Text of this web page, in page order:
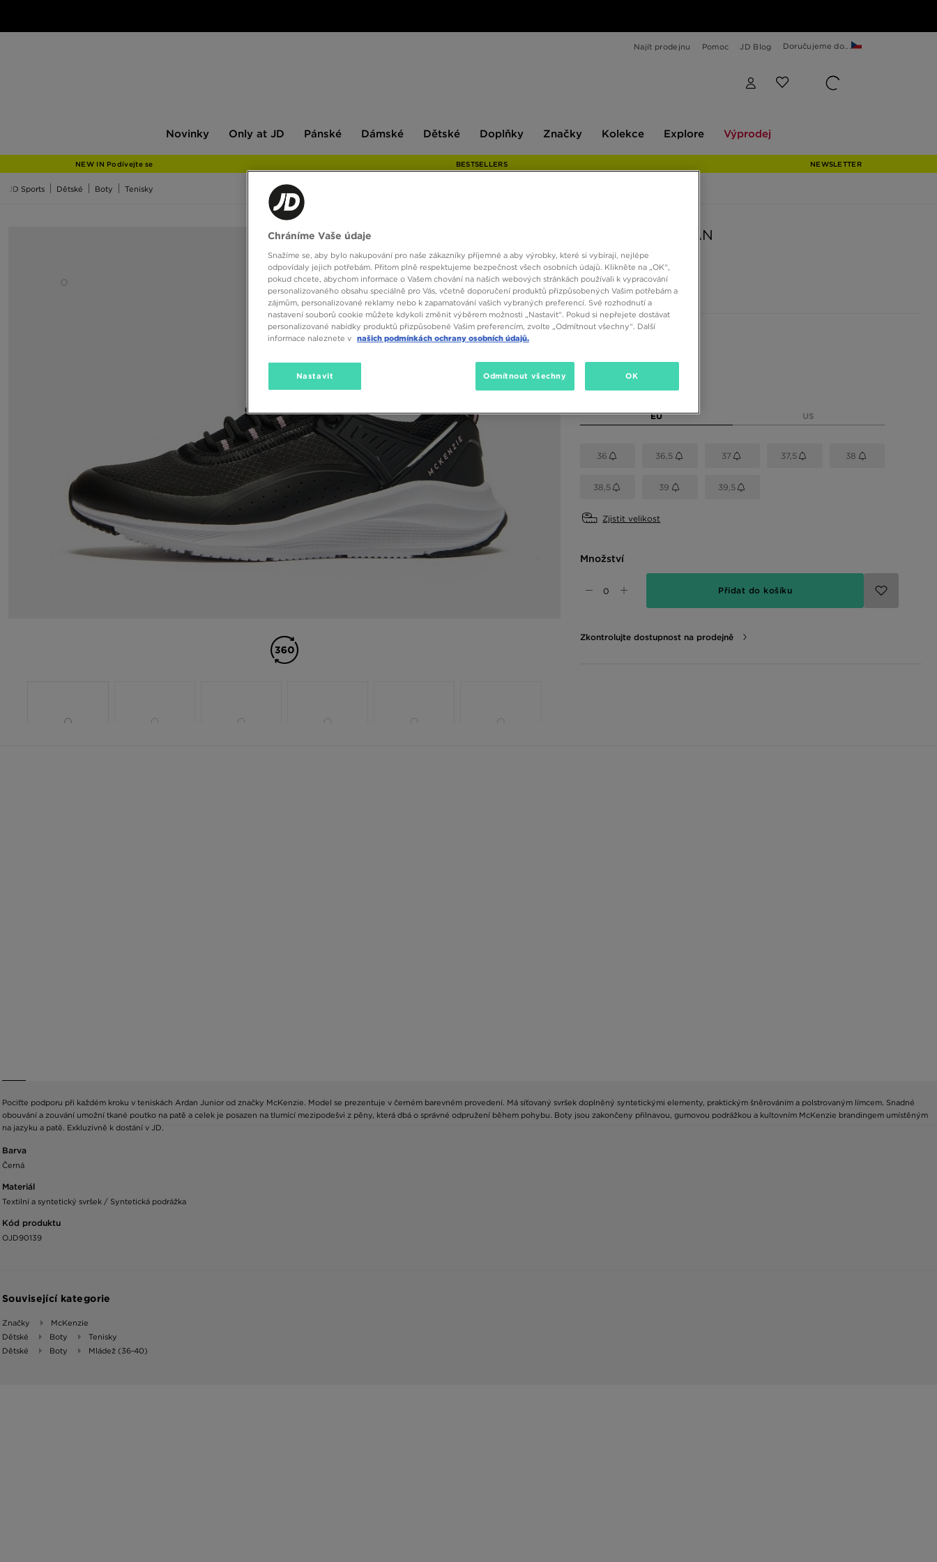
Najít prodejnu Pomoc JD Blog Doručujeme do...
Novinky
JD
Only at JD Pánské Dámské Dětské Doplňky Značky Kolekce Explore Výprodej
NEW IN Podívejte se BESTSELLERS NEWSLETTER
JD Sports Dětské Boty Tenisky
MCKENZIE ARDAN
790 Kč
EU US
36 36,5 37 37,5 38
38,5 39 39,5
Zjistit velikost
Množství
Přidat do košíku
Zkontrolujte dostupnost na prodejně
Pociťte podporu při každém kroku v teniskách Ardan Junior od značky McKenzie. Model se prezentuje v černém barevném provedení. Má síťovaný svršek doplněný syntetickými elementy, praktickým šněrováním a polstrovaným límcem. Snadné
obouvání a zouvání umožní tkané poutko na patě a celek je posazen na tlumící mezipodešvi z pěny, která dbá o správné odpružení během pohybu. Boty jsou zakončeny přilnavou, gumovou podrážkou a kultovním McKenzie brandingem umístěným
na jazyku a patě. Exkluzivně k dostání v JD.
Barva
Černá
Materiál
Textilní a syntetický svršek / Syntetická podrážka
Kód produktu
OJD90139
Související kategorie
Značky
McKenzie
Dětské
Boty
Tenisky
Dětské
Boty Mládež (36-40)
Chráníme Vaše údaje
Snažíme se, aby bylo nakupování pro naše zákazníky příjemné a aby výrobky, které si vybírají, nejlépe
odpovídaly jejich potřebám. Přitom plně respektujeme bezpečnost všech osobních údajů. Klikněte na „OK“,
pokud chcete, abychom informace o Vašem chování na našich webových stránkách používali k vypracování
personalizovaného obsahu speciálně pro Vás, včetně doporučení produktů přizpůsobených Vašim potřebám a
zájmům, personalizované reklamy nebo k zapamatování vašich vybraných preferencí. Své rozhodnutí a
nastavení souborů cookie můžete kdykoli změnit výběrem možnosti „Nastavit“. Pokud si nepřejete dostávat
personalizované nabídky produktů přizpůsobené Vašim preferencím, zvolte „Odmítnout všechny“. Další
informace naleznete v našich podmínkách ochrany osobních údajů.
Nastavit Odmítnout všechny OK